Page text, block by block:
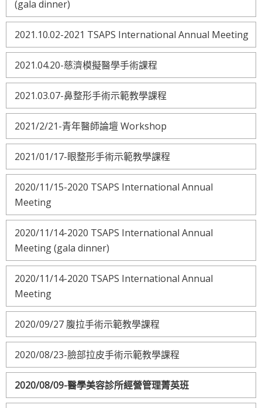
(gala dinner)
2021.10.02-2021 TSAPS International Annual Meeting
2021.04.20-慈濟模擬醫學手術課程
2021.03.07-鼻整形手術示範教學課程
2021/2/21-青年醫師論壇 Workshop
2021/01/17-眼整形手術示範教學課程
2020/11/15-2020 TSAPS International Annual
Meeting
2020/11/14-2020 TSAPS International Annual
Meeting (gala dinner)
2020/11/14-2020 TSAPS International Annual
Meeting
2020/09/27 腹拉手術示範教學課程
2020/08/23-臉部拉皮手術示範教學課程
2020/08/09-醫學美容診所經營管理菁英班